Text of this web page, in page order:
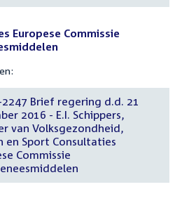
Europese Commissie
Brief regering d.d. 21
2016 - E.I. Schippers,
van Volksgezondheid,
en Sport Consultaties
Commissie